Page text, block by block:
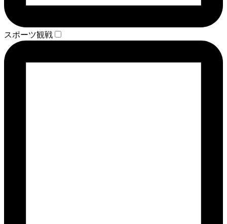
スポーツ観戦